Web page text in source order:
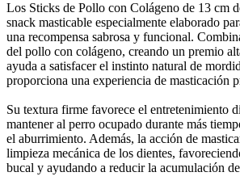
Los Sticks de Pollo con Colágeno de 13 cm
snack masticable especialmente elaborado
una recompensa sabrosa y funcional.
del pollo con colágeno, creando un premio
ayuda a satisfacer el instinto natural de
proporciona una experiencia de masticación
Su textura firme favorece el entretenimiento
mantener al perro ocupado durante más
el aburrimiento. Además, la acción de
limpieza mecánica de los dientes,
bucal y ayudando a reducir la acumulación